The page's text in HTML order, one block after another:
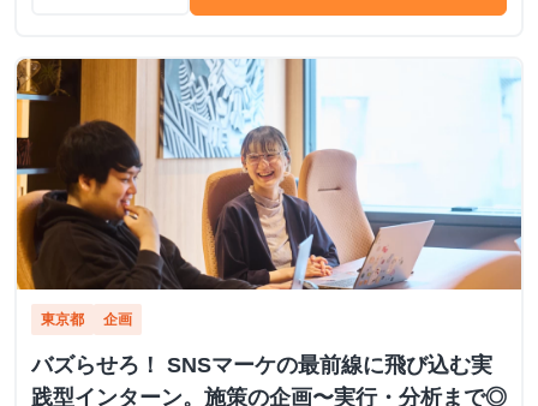
東京都 企画
バズらせろ！ SNSマーケの最前線に飛び込む実
践型インターン。施策の企画〜実行・分析まで◎